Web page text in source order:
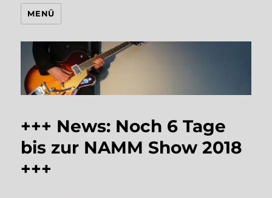
MENÜ
+++ News: Noch 6 Tage
bis zur NAMM Show 2018
+++